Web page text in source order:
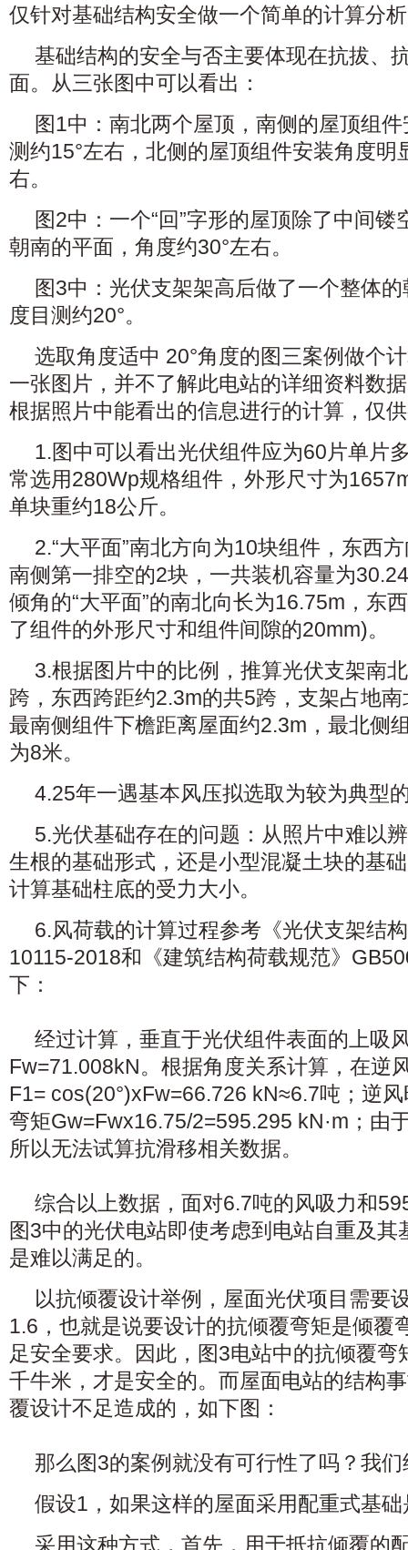
仅针对基础结构安全做一个简单的计算分
基础结构的安全与否主要体现在抗拔、
面。从三张图中可以看出：
图1中：南北两个屋顶，南侧的屋顶组
测约15°左右，北侧的屋顶组件安装角度明
右。
图2中：一个“回”字形的屋顶除了中间
朝南的平面，角度约30°左右。
图3中：光伏支架架高后做了一个整体
度目测约20°。
选取角度适中 20°角度的图三案例做个
一张图片，并不了解此电站的详细资料数
根据照片中能看出的信息进行的计算，仅
1.图中可以看出光伏组件应为60片单片
常选用280Wp规格组件，外形尺寸为
单块重约18公斤。
2.“大平面”南北方向为10块组件，东西
南侧第一排空的2块，一共装机容量为
倾角的“大平面”的南北向长为16.75m，东
了组件的外形尺寸和组件间隙的20mm)。
3.根据图片中的比例，推算光伏支架南
跨，东西跨距约2.3m的共5跨，支架占地
最南侧组件下檐距离屋面约2.3m，最北侧
为8米。
4.25年一遇基本风压拟选取为较为典型
5.光伏基础存在的问题：从照片中难以
生根的基础形式，还是小型混凝土块的基
计算基础柱底的受力大小。
6.风荷载的计算过程参考《光伏支架结
10115-2018和《建筑结构荷载规范》
下：
经过计算，垂直于光伏组件表面的上吸
Fw=71.008kN。根据角度关系计算，在逆
F1= cos(20°)xFw=66.726 kN≈6.7吨；逆
弯矩Gw=Fwx16.75/2=595.295 kN·m；由
所以无法试算抗滑移相关数据。
综合以上数据，面对6.7吨的风吸力和
图3中的光伏电站即使考虑到电站自重及其
是难以满足的。
以抗倾覆设计举例，屋面光伏项目需要
1.6，也就是说要设计的抗倾覆弯矩是倾覆
足安全要求。因此，图3电站中的抗倾覆
千牛米，才是安全的。而屋面电站的结构
覆设计不足造成的，如下图：
那么图3的案例就没有可行性了吗？我
假设1，如果这样的屋面采用配重式基
采用这种方式，首先，用于抵抗倾覆的